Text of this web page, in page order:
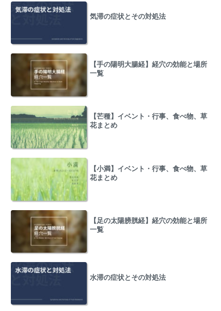
気滞の症状とその対処法
【手の陽明大腸経】経穴の効能と場所
一覧
【芒種】イベント・行事、食べ物、草
花まとめ
【小満】イベント・行事、食べ物、草
花まとめ
【足の太陽膀胱経】経穴の効能と場所
一覧
水滞の症状とその対処法